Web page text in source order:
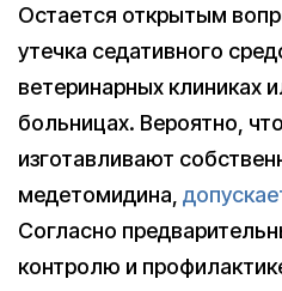
Остается открытым
утечка седативного
ветеринарных клиниках
больницах. Вероятно,
изготавливают
медетомидина,
Согласно
контролю и